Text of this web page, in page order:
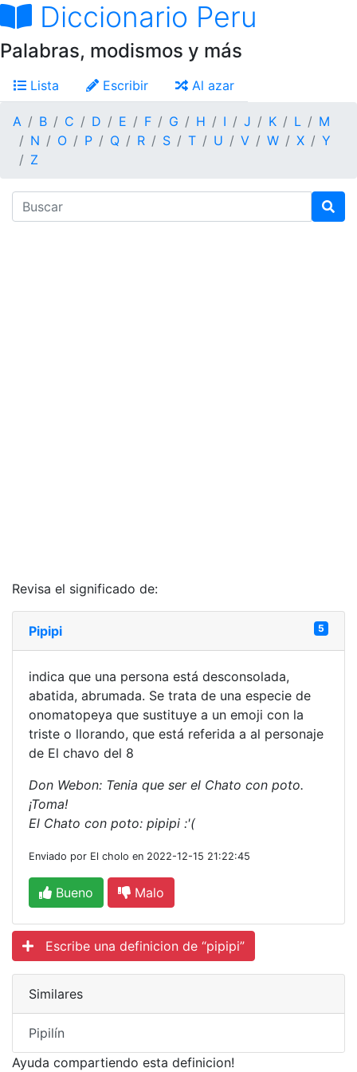
Diccionario Peru
Palabras, modismos y más
Lista Escribir Al azar
A B C D E F G H I J K L
M
N
O P Q R S T U V W X
Y
Z
Revisa el significado de:
Pipipi 5
indica que una persona está desconsolada,
abatida, abrumada. Se trata de una especie de
onomatopeya que sustituye a un emoji con la
triste o llorando, que está referida a al personaje
de El chavo del 8
Don Webon: Tenia que ser el Chato con poto.
¡Toma!
El Chato con poto: pipipi :'(
Enviado por El cholo en 2022-12-15 21:22:45
Bueno Malo
Escribe una definicion de “pipipi”
Similares
Pipilín
Ayuda compartiendo esta definicion!